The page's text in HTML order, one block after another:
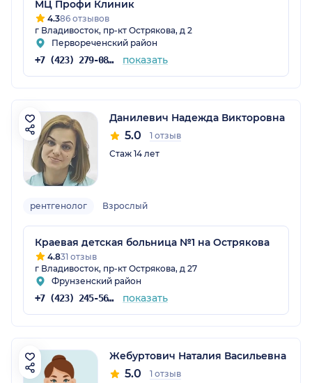
МЦ Профи Клиник
4.386 отзывов
г Владивосток, пр-кт Острякова, д 2
Первореченский район
+7 (423) 279-08-92 показать
Данилевич Надежда Викторовна
5.0
1 отзыв
Стаж 14 лет
рентгенолог Взрослый
Краевая детская больница №1 на Острякова
4.831 отзыв
г Владивосток, пр-кт Острякова, д 27
Фрунзенский район
+7 (423) 245-56-76 показать
Жебуртович Наталия Васильевна
5.0
1 отзыв